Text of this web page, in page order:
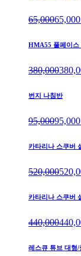
65,00065,000
HMA55 풀페이스
380,000
번지 나침반
95,00095,000
카타리나 스쿠버
520,000
카타리나 스쿠버
440,000
레스큐 튜브 대형/